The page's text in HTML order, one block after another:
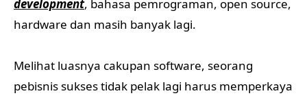
development, bahasa pemrograman, open source,
hardware dan masih banyak lagi.
Melihat luasnya cakupan software, seorang
pebisnis sukses tidak pelak lagi harus memperkaya